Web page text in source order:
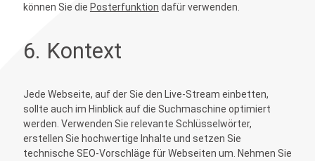
können Sie die Posterfunktion dafür verwenden.
6. Kontext
Jede Webseite, auf der Sie den Live-Stream einbetten,
sollte auch im Hinblick auf die Suchmaschine optimiert
werden. Verwenden Sie relevante Schlüsselwörter,
erstellen Sie hochwertige Inhalte und setzen Sie
technische SEO-Vorschläge für Webseiten um. Nehmen Sie